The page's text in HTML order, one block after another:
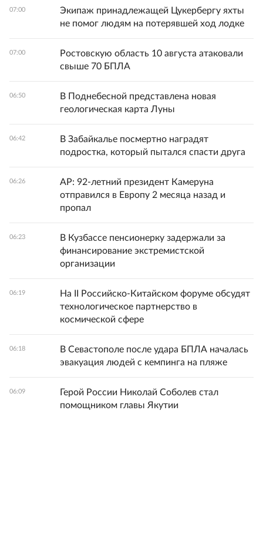
07:00
Экипаж принадлежащей Цукербергу яхты
не помог людям на потерявшей ход лодке
07:00
Ростовскую область 10 августа атаковали
свыше 70 БПЛА
06:50
В Поднебесной представлена новая
геологическая карта Луны
06:42
В Забайкалье посмертно наградят
подростка, который пытался спасти друга
06:26
AP: 92-летний президент Камеруна
отправился в Европу 2 месяца назад и
пропал
06:23
В Кузбассе пенсионерку задержали за
финансирование экстремистской
организации
06:19
На II Российско-Китайском форуме обсудят
технологическое партнерство в
космической сфере
06:18
В Севастополе после удара БПЛА началась
эвакуация людей с кемпинга на пляже
06:09
Герой России Николай Соболев стал
помощником главы Якутии